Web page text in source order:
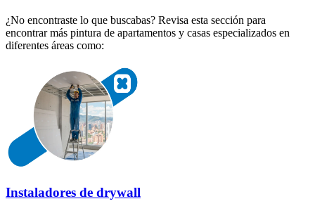
¿No encontraste lo que buscabas? Revisa esta sección para
encontrar más pintura de apartamentos y casas especializados en
diferentes áreas como:
Instaladores de drywall